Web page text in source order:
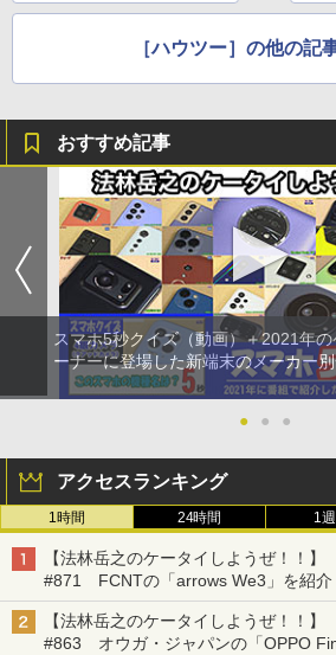
［ハウツー］の他の記
おすすめ記事
スマホ5秒クイズ（動画）＋2021年
ーナーに登場した新端末のメーカー
● ● ●
アクセスランキング
1時間 24時間 1
【法林岳之のケータイしようぜ！！】
#871 FCNTの「arrows We3」を紹介
【法林岳之のケータイしようぜ！！】
#863 オウガ・ジャパンの「OPPO